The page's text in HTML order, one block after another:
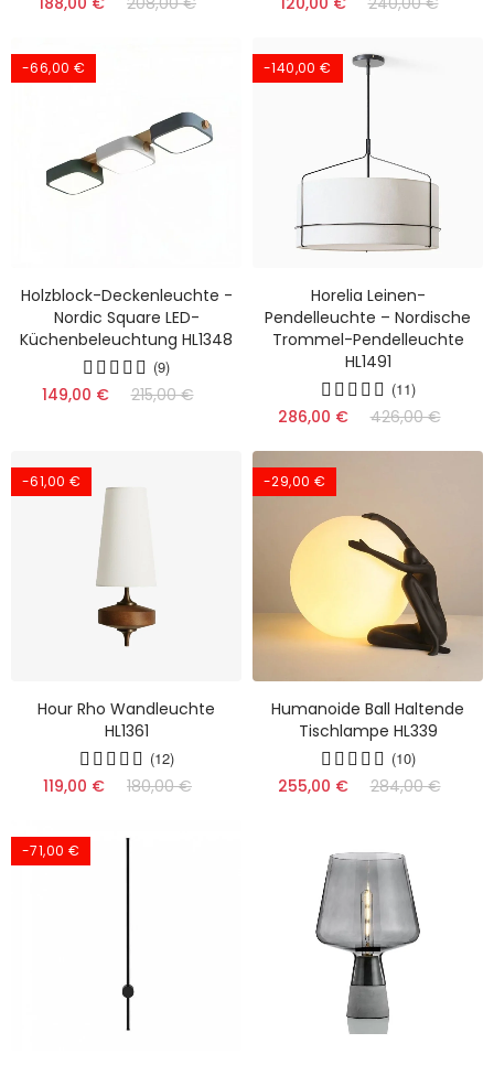
-66,00 €
Holzblock-Deckenleuchte -
Nordic Square LED-
Küchenbeleuchtung HL1348
(9)
149,00 € 215,00 €
-140,00 €
Horelia Leinen-
Pendelleuchte – Nordische
Trommel-Pendelleuchte
HL1491
(11)
286,00 € 426,00 €
-61,00 €
Hour Rho Wandleuchte
HL1361
(12)
119,00 € 180,00 €
-29,00 €
Humanoide Ball Haltende
Tischlampe HL339
(10)
255,00 € 284,00 €
-71,00 €